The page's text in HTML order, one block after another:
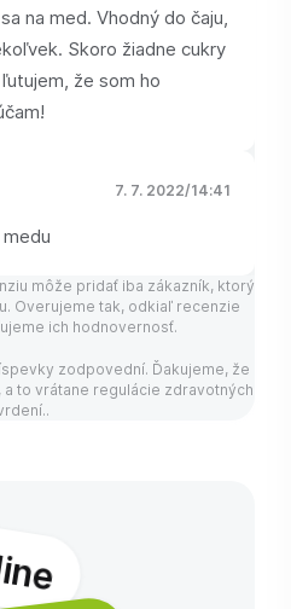
na med. Vhodný do čaju,
Skoro žiadne cukry
že som ho
7. 7. 2022/14:41
môže pridať iba zákazník, ktorý
Overujeme tak, odkiaľ recenzie
ich hodnovernosť.
zodpovední. Ďakujeme, že
to vrátane regulácie zdravotných